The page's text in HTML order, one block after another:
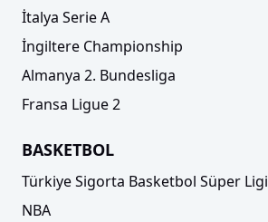
İtalya Serie A
İngiltere Championship
Almanya 2. Bundesliga
Fransa Ligue 2
BASKETBOL
Türkiye Sigorta Basketbol Süper Ligi
NBA